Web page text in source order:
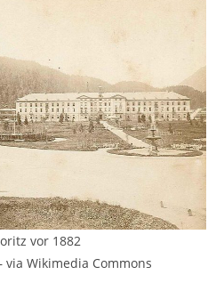
vor 1882
Wikimedia Commons